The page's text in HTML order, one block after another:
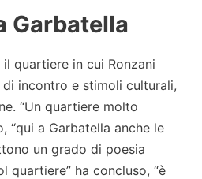
Garbatella
quartiere in cui Ronzani
incontro e stimoli culturali,
“Un quartiere molto
“qui a Garbatella anche le
un grado di poesia
quartiere” ha concluso, “è